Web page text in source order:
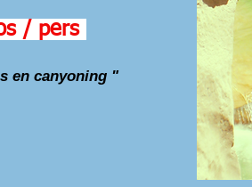
/ pers
en canyoning "